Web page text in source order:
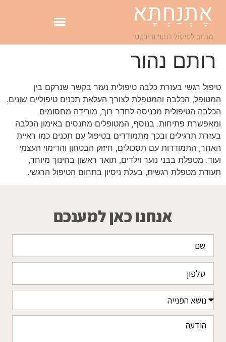
רותם נהור
טיפול רגשי בעזרת כלבה טיפולית נעזר בקשר שנרקם בין
המטופל, הכלבה והמטפלת לצורך העלאת תכנים טיפוליים שונים.
הכלבה הטיפולית מכניסה לחדר רוך, מורידה מחסומים
ומאפשרת פתיחות. בנוסף, המטופלים מתנסים באימון הכלבה
בעזרת תרגילים ובכך מתמודדים בטיפול עם תכנים כמו ראיית
האחר, התמודדות עם תסכולים, חיזוק הבטחון והדימוי העצמי
ועוד. מטפלת בבני נוער וילדים, תואר ראשון בחינוך מיוחד,
תעודת מטפלת רגשית, בעלת ניסיון בתחום הטיפול הרגשי.
אנחנו כאן למענכם